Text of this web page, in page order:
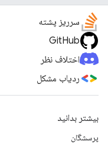
سرریز پشته
GitHub
اختلاف نظر
ردیاب مشکل
بیشتر بدانید
پرسشگان